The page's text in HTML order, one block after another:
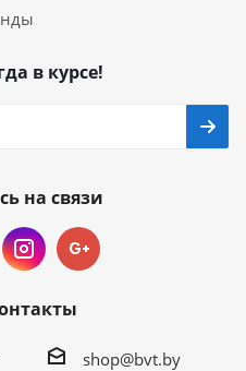
в курсе!
на связи
shop@bvt.by